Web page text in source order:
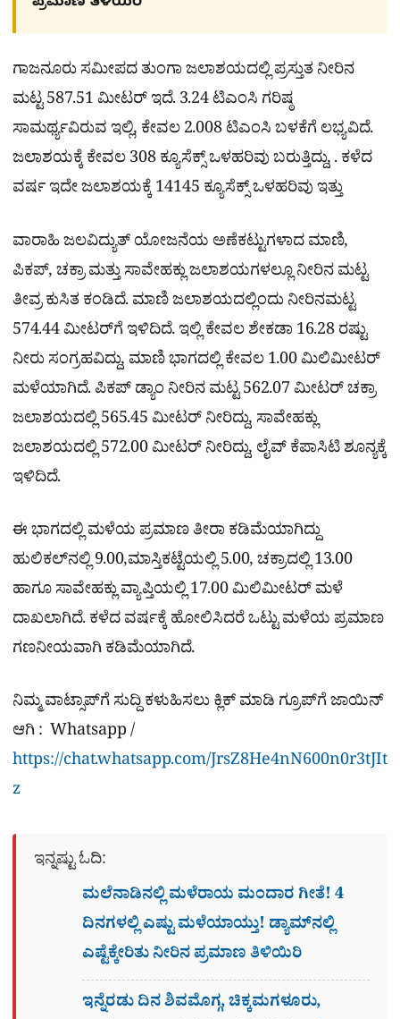
ಪ್ರಮಾಣ ತಿಳಿಯಿರಿ
ಗಾಜನೂರು ಸಮೀಪದ ತುಂಗಾ ಜಲಾಶಯದಲ್ಲಿ ಪ್ರಸ್ತುತ ನೀರಿನ
ಮಟ್ಟ 587.51 ಮೀಟರ್ ಇದೆ. 3.24 ಟಿಎಂಸಿ ಗರಿಷ್ಠ
ಸಾಮರ್ಥ್ಯವಿರುವ ಇಲ್ಲಿ, ಕೇವಲ 2.008 ಟಿಎಂಸಿ ಬಳಕೆಗೆ ಲಭ್ಯವಿದೆ.
ಜಲಾಶಯಕ್ಕೆ ಕೇವಲ 308 ಕ್ಯೂಸೆಕ್ಸ್ ಒಳಹರಿವು ಬರುತ್ತಿದ್ದು, . ಕಳೆದ
ವರ್ಷ ಇದೇ ಜಲಾಶಯಕ್ಕೆ 14145 ಕ್ಯೂಸೆಕ್ಸ್ ಒಳಹರಿವು ಇತ್ತು
ವಾರಾಹಿ ಜಲವಿದ್ಯುತ್ ಯೋಜನೆಯ ಅಣೆಕಟ್ಟುಗಳಾದ ಮಾಣಿ,
ಪಿಕಪ್, ಚಕ್ರಾ ಮತ್ತು ಸಾವೇಹಕ್ಲು ಜಲಾಶಯಗಳಲ್ಲೂ ನೀರಿನ ಮಟ್ಟ
ತೀವ್ರ ಕುಸಿತ ಕಂಡಿದೆ. ಮಾಣಿ ಜಲಾಶಯದಲ್ಲಿಂದು ನೀರಿನಮಟ್ಟ
574.44 ಮೀಟರ್‌ಗೆ ಇಳಿದಿದೆ. ಇಲ್ಲಿ ಕೇವಲ ಶೇಕಡಾ 16.28 ರಷ್ಟು
ನೀರು ಸಂಗ್ರಹವಿದ್ದು, ಮಾಣಿ ಭಾಗದಲ್ಲಿ ಕೇವಲ 1.00 ಮಿಲಿಮೀಟರ್
ಮಳೆಯಾಗಿದೆ. ಪಿಕಪ್ ಡ್ಯಾಂ ನೀರಿನ ಮಟ್ಟ 562.07 ಮೀಟರ್ ಚಕ್ರಾ
ಜಲಾಶಯದಲ್ಲಿ 565.45 ಮೀಟರ್ ನೀರಿದ್ದು, ಸಾವೇಹಕ್ಲು
ಜಲಾಶಯದಲ್ಲಿ 572.00 ಮೀಟರ್ ನೀರಿದ್ದು, ಲೈವ್ ಕೆಪಾಸಿಟಿ ಶೂನ್ಯಕ್ಕೆ
ಇಳಿದಿದೆ.
ಈ ಭಾಗದಲ್ಲಿ ಮಳೆಯ ಪ್ರಮಾಣ ತೀರಾ ಕಡಿಮೆಯಾಗಿದ್ದು
ಹುಲಿಕಲ್‌ನಲ್ಲಿ 9.00,ಮಾಸ್ತಿಕಟ್ಟೆಯಲ್ಲಿ 5.00, ಚಕ್ರಾದಲ್ಲಿ 13.00
ಹಾಗೂ ಸಾವೇಹಕ್ಲು ವ್ಯಾಪ್ತಿಯಲ್ಲಿ 17.00 ಮಿಲಿಮೀಟರ್ ಮಳೆ
ದಾಖಲಾಗಿದೆ. ಕಳೆದ ವರ್ಷಕ್ಕೆ ಹೋಲಿಸಿದರೆ ಒಟ್ಟು ಮಳೆಯ ಪ್ರಮಾಣ
ಗಣನೀಯವಾಗಿ ಕಡಿಮೆಯಾಗಿದೆ.
ನಿಮ್ಮ ವಾಟ್ಸಾಪ್​ಗೆ ಸುದ್ದಿ ಕಳುಹಿಸಲು ಕ್ಲಿಕ್​ ಮಾಡಿ ಗ್ರೂಪ್​ಗೆ ಜಾಯಿನ್
ಆಗಿ : Whatsapp /
https://chat.whatsapp.com/JrsZ8He4nN600n0r3tJIt
z
ಇನ್ನಷ್ಟು ಓದಿ:
ಮಲೆನಾಡಿನಲ್ಲಿ ಮಳೆರಾಯ ಮಂದಾರ ಗೀತೆ! 4
ದಿನಗಳಲ್ಲಿ ಎಷ್ಟು ಮಳೆಯಾಯ್ತು! ಡ್ಯಾಮ್​ನಲ್ಲಿ
ಎಷ್ಟೆಕ್ಕೇರಿತು ನೀರಿನ ಪ್ರಮಾಣ ತಿಳಿಯಿರಿ
ಇನ್ನೆರಡು ದಿನ ಶಿವಮೊಗ್ಗ, ಚಿಕ್ಕಮಗಳೂರು,